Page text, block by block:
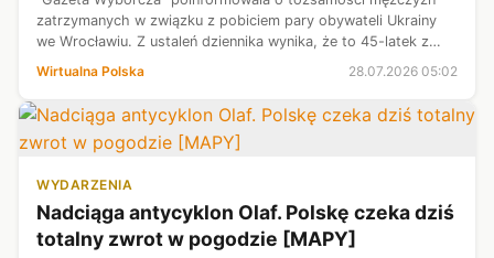
zatrzymanych w związku z pobiciem pary obywateli Ukrainy
we Wrocławiu. Z ustaleń dziennika wynika, że to 45-latek z
więzienną przeszłością oraz 27-letni pseudokibic. Wrocławska
Wirtualna Polska 28.07.2026 05:02
WYDARZENIA
Nadciąga antycyklon Olaf. Polskę czeka dziś
totalny zwrot w pogodzie [MAPY]